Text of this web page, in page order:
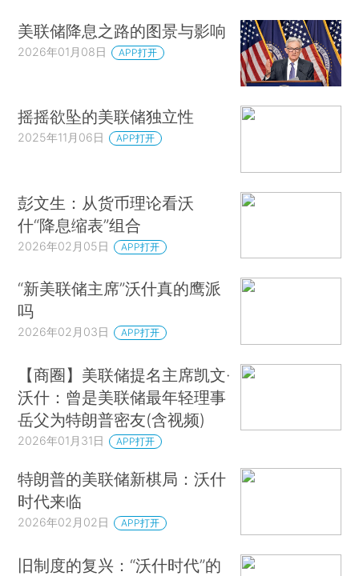
美联储降息之路的图景与影响
2026年01月08日 APP打开
摇摇欲坠的美联储独立性
2025年11月06日 APP打开
彭文生：从货币理论看沃
什“降息缩表”组合
2026年02月05日 APP打开
“新美联储主席”沃什真的鹰派
吗
2026年02月03日 APP打开
【商圈】美联储提名主席凯文·
沃什：曾是美联储最年轻理事
岳父为特朗普密友(含视频)
2026年01月31日 APP打开
特朗普的美联储新棋局：沃什
时代来临
2026年02月02日 APP打开
旧制度的复兴：“沃什时代”的